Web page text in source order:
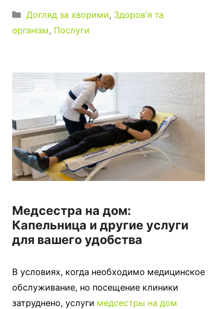
К
а
о
р
ї
Догляд за хворими, Здоров'я та
організм, Послуги
Медсестра на дом:
Капельница и другие услуги
для вашего удобства
В условиях, когда необходимо медицинское
обслуживание, но посещение клиники
затруднено, услуги медсестры на дом